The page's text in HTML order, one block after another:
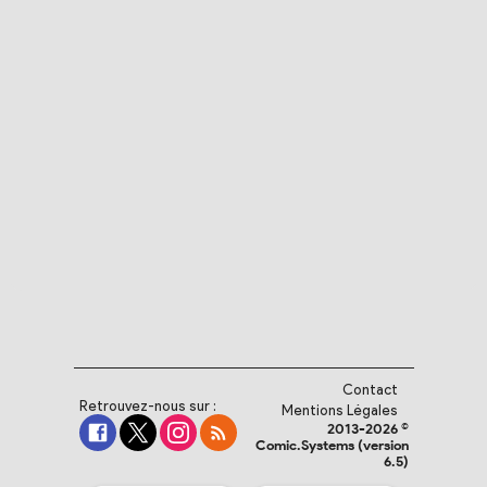
Retrouvez-nous sur :
Contact
Mentions Légales
2013-2026 ©
Comic.Systems (version
6.5)